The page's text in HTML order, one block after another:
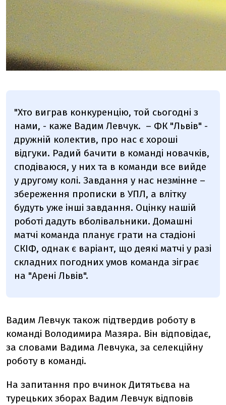
"Хто виграв конкуренцію, той сьогодні з
нами, - каже Вадим Левчук. – ФК "Львів" -
дружній колектив, про нас є хороші
відгуки. Радий бачити в команді новачків,
сподіваюся, у них та в команди все вийде
у другому колі. Завдання у нас незмінне –
збереження прописки в УПЛ, а влітку
будуть уже інші завдання. Оцінку нашій
роботі дадуть вболівальники. Домашні
матчі команда планує грати на стадіоні
СКІФ, однак є варіант, що деякі матчі у разі
складних погодних умов команда зіграє
на "Арені Львів".
Вадим Левчук також підтвердив роботу в
команді Володимира Мазяра. Він відповідає,
за словами Вадима Левчука, за селекційну
роботу в команді.
На запитання про вчинок Дитятьєва на
турецьких зборах Вадим Левчук відповів